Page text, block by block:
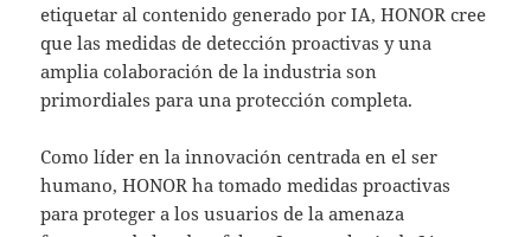
etiquetar al contenido generado por IA, HONOR cree
que las medidas de detección proactivas y una
amplia colaboración de la industria son
primordiales para una protección completa.
Como líder en la innovación centrada en el ser
humano, HONOR ha tomado medidas proactivas
para proteger a los usuarios de la amenaza